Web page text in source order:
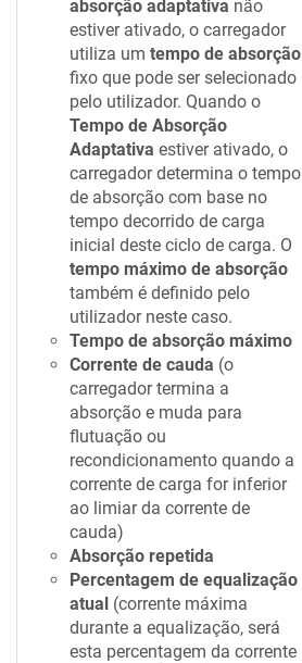
absorção adaptativa não
estiver ativado, o carregador
utiliza um tempo de absorção
fixo que pode ser selecionado
pelo utilizador. Quando o
Tempo de Absorção
Adaptativa estiver ativado, o
carregador determina o tempo
de absorção com base no
tempo decorrido de carga
inicial deste ciclo de carga. O
tempo máximo de absorção
também é definido pelo
utilizador neste caso.
Tempo de absorção máximo
Corrente de cauda (o
carregador termina a
absorção e muda para
flutuação ou
recondicionamento quando a
corrente de carga for inferior
ao limiar da corrente de
cauda)
Absorção repetida
Percentagem de equalização
atual (corrente máxima
durante a equalização, será
esta percentagem da corrente